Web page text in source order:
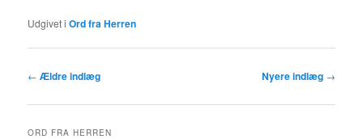
Udgivet i Ord fra Herren
Indlægsnavigation
← Ældre indlæg Nyere indlæg →
ORD FRA HERREN